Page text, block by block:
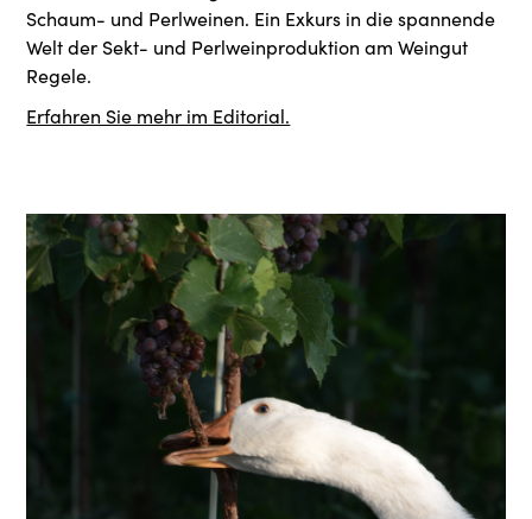
Schaum- und Perlweinen. Ein Exkurs in die spannende
Welt der Sekt- und Perlweinproduktion am Weingut
Regele.
Erfahren Sie mehr im Editorial.